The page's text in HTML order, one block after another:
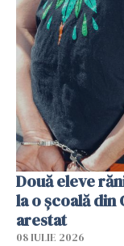
Două eleve
la o școală din
arestat
08 IULIE 2026